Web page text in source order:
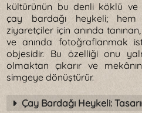
kültürünün bu denli köklü ve
çay bardağı heykeli;
ziyaretçiler için anında
ve anında fotoğraflanmak
objesidir. Bu özelliği onu
olmaktan çıkarır ve
simgeye dönüştürür.
Çay Bardağı Heykeli: